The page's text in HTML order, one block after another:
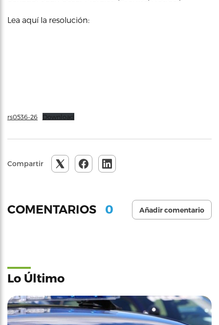
Lea aquí la resolución:
rs0536-26 Download
Compartir
COMENTARIOS 0 Añadir comentario
Lo Último